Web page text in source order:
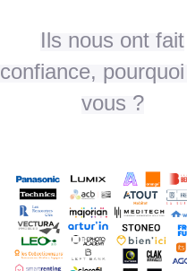
Ils nous ont fait
confiance,
vous ?